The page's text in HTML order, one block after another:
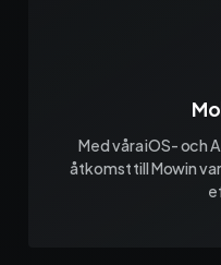
Med våra iOS- och
åtkomst till Mowin